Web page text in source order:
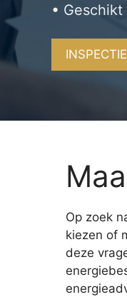
•
Op zoek
kiezen of
deze